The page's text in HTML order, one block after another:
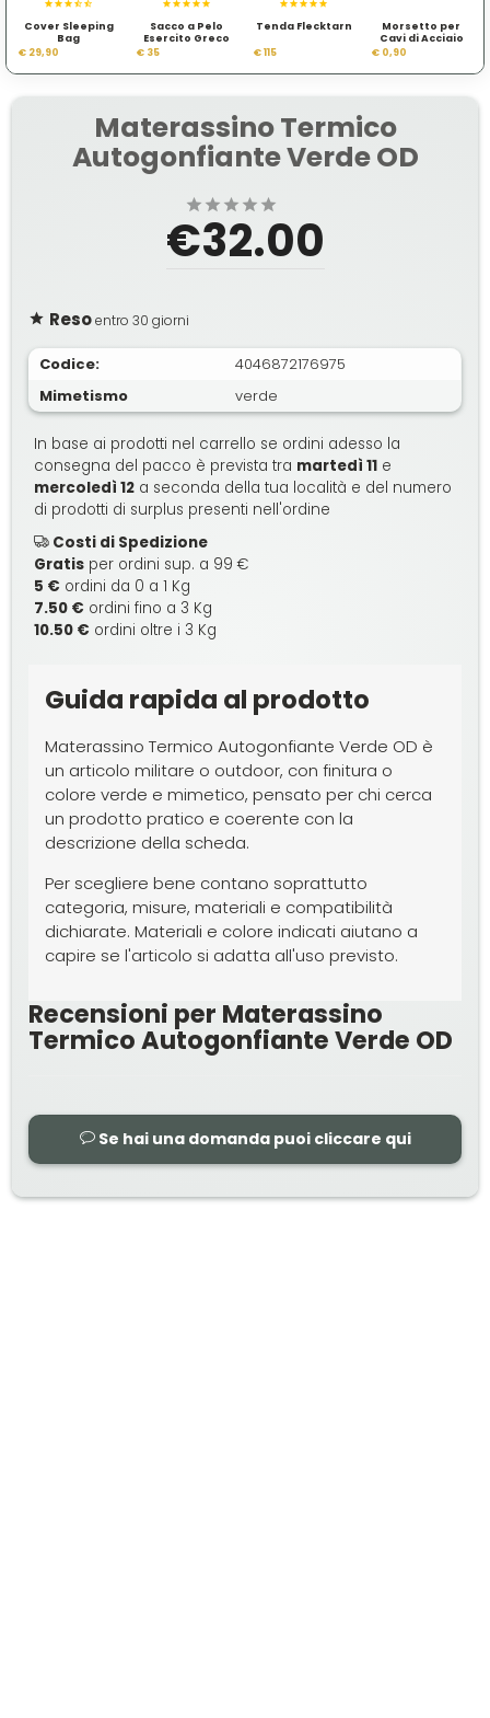
Cover Sleeping
Bag
€ 29,90
Sacco a Pelo
Esercito Greco
€ 35
Tenda Flecktarn
€ 115
Morsetto per
Cavi di Acciaio
€ 0,90
Materassino Termico
Autogonfiante Verde OD
€32.00
Resoentro 30 giorni
Codice:
4046872176975
Mimetismo
verde
In base ai prodotti nel carrello se ordini adesso la
consegna del pacco è prevista tra martedì 11 e
mercoledì 12 a seconda della tua località e del numero
di prodotti di surplus presenti nell'ordine
Costi di Spedizione
Gratis per ordini sup. a 99 €
5 € ordini da 0 a 1 Kg
7.50 € ordini fino a 3 Kg
10.50 € ordini oltre i 3 Kg
Guida rapida al prodotto
Materassino Termico Autogonfiante Verde OD è
un articolo militare o outdoor, con finitura o
colore verde e mimetico, pensato per chi cerca
un prodotto pratico e coerente con la
descrizione della scheda.
Per scegliere bene contano soprattutto
categoria, misure, materiali e compatibilità
dichiarate. Materiali e colore indicati aiutano a
capire se l'articolo si adatta all'uso previsto.
Recensioni per Materassino
Termico Autogonfiante Verde OD
Se hai una domanda puoi cliccare qui